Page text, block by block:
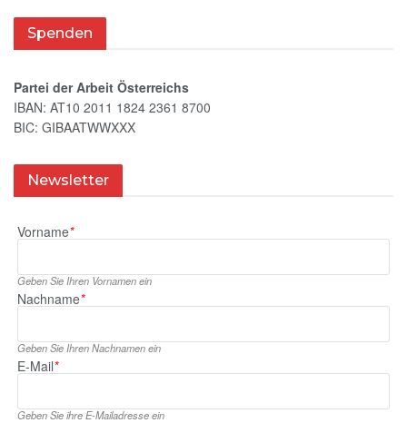
Spenden
Partei der Arbeit Österreichs
IBAN: AT10 2011 1824 2361 8700
BIC: GIBAATWWXXX
Newsletter
Vorname*
Geben Sie Ihren Vornamen ein
Nachname*
Geben Sie Ihren Nachnamen ein
E‑Mail*
Geben Sie ihre E‑Mailadresse ein